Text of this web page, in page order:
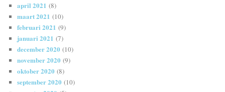
april 2021 (8)
maart 2021 (10)
februari 2021 (9)
januari 2021 (7)
december 2020 (10)
november 2020 (9)
oktober 2020 (8)
september 2020 (10)